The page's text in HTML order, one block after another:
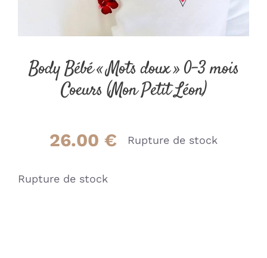
Body Bébé « Mots doux » 0-3 mois
Coeurs (Mon Petit Léon)
26.00 € Rupture de stock
Rupture de stock